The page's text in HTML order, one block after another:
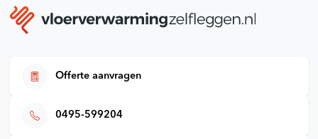
Offerte aanvragen
0495-599204